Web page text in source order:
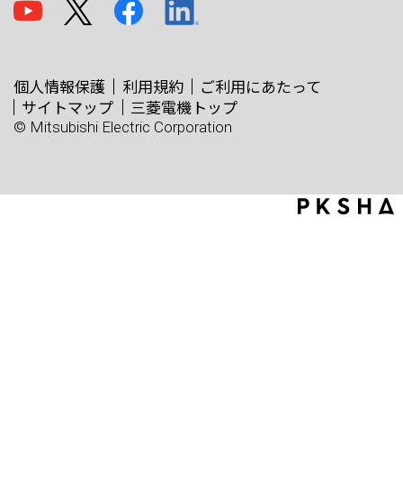
個人情報保護 利用規約
ご利用にあたって
サイトマップ
三菱電機トップ
© Mitsubishi Electric Corporation